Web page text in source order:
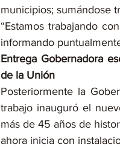
municipios; sumándose
“Estamos trabajando
informando
Entrega Gobernadora
de la Unión
Posteriormente la
trabajo inauguró el
más de 45 años de
ahora inicia con